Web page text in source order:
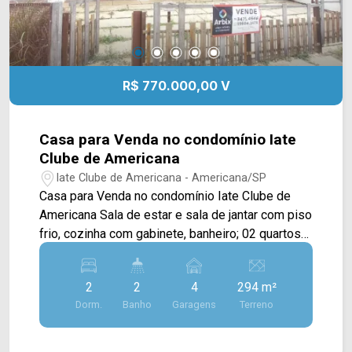
R$ 770.000,00 V
Casa para Venda no condomínio Iate
Clube de Americana
Iate Clube de Americana - Americana/SP
Casa para Venda no condomínio Iate Clube de
Americana Sala de estar e sala de jantar com piso
frio, cozinha com gabinete, banheiro; 02 quartos
com armários, área de serviço coberta, Banheiro
de serviço e churrasqueira externa. Condomínio
conta com estrutura de clube, mensalidade a
parte R$ 254,00 - excelente localização (parte
alta do condomínio) - ?local tranquilo (ideal para
2
Dorm.
2
Banho
4
Garagens
294 m²
Terreno